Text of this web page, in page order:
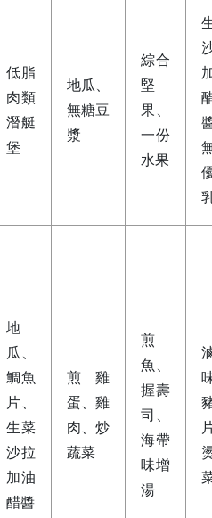
低脂
肉類
潛艇
堡
地瓜、
無糖豆
漿
綜合
堅
果、
一份
水果
地
瓜、
鯛魚
片、
生菜
沙拉
加油
醋醬
煎雞
蛋、雞
肉、炒
蔬菜
煎
魚、
握壽
司、
海帶
味增
湯